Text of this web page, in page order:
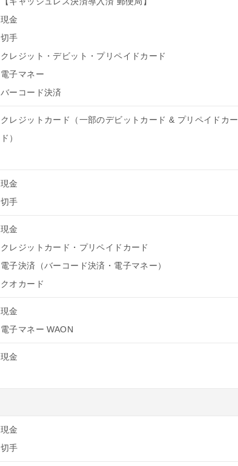
現金
切手
クレジット・デビット・プリペイドカード
電子マネー
バーコード決済
クレジットカード（一部のデビットカード & プリペイドカー
ド）
現金
切手
現金
クレジットカード・プリペイドカード
電子決済（バーコード決済・電子マネー）
クオカード
現金
電子マネー WAON
現金
現金
切手